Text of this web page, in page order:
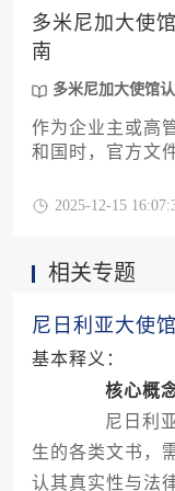
误与风险，为商
基础。
多米尼加大使
南
多米尼加大使馆
作为企业主或高
和国时，官方文
大使馆认证申请
求，因此，本攻
国业务扫清障碍
2025-12-15
相关专题
尼日利亚大使
基本释义：
核心概
尼日利亚
生的各类文书，
认其真实性与法